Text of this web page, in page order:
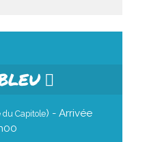
du Capitole) - Arrivée